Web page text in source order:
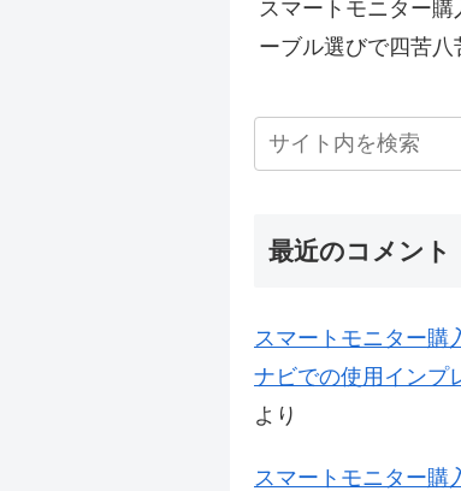
スマートモニター
ーブル選びで四苦八
最近のコメント
スマートモニター
ナビでの使用インプ
より
スマートモニター